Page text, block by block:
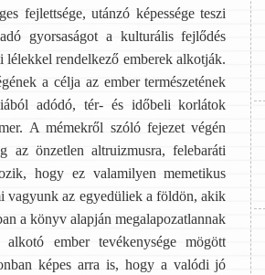
fejlettsége, utánzó képessége teszi
gyorsaságot a kulturális fejlődés
lélekkel rendelkező emberek alkotják.
a célja az ember természetének
adódó, tér- és időbeli korlátok
A mémekről szóló fejezet végén
az önzetlen altruizmusra, felebaráti
hogy ez valamilyen memetikus
vagyunk az egyedüliek a földön, akik
a könyv alapján megalapozatlannak
ember tevékenysége mögött
képes arra is, hogy a valódi jó